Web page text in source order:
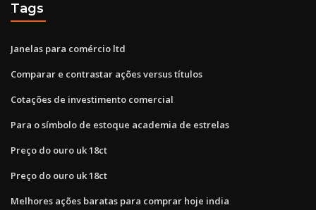
Tags
Janelas para comércio ltd
Comparar e contrastar ações versus títulos
Cotações de investimento comercial
Para o símbolo de estoque academia de estrelas
Preço do ouro uk 18ct
Preço do ouro uk 18ct
Melhores ações baratas para comprar hoje india